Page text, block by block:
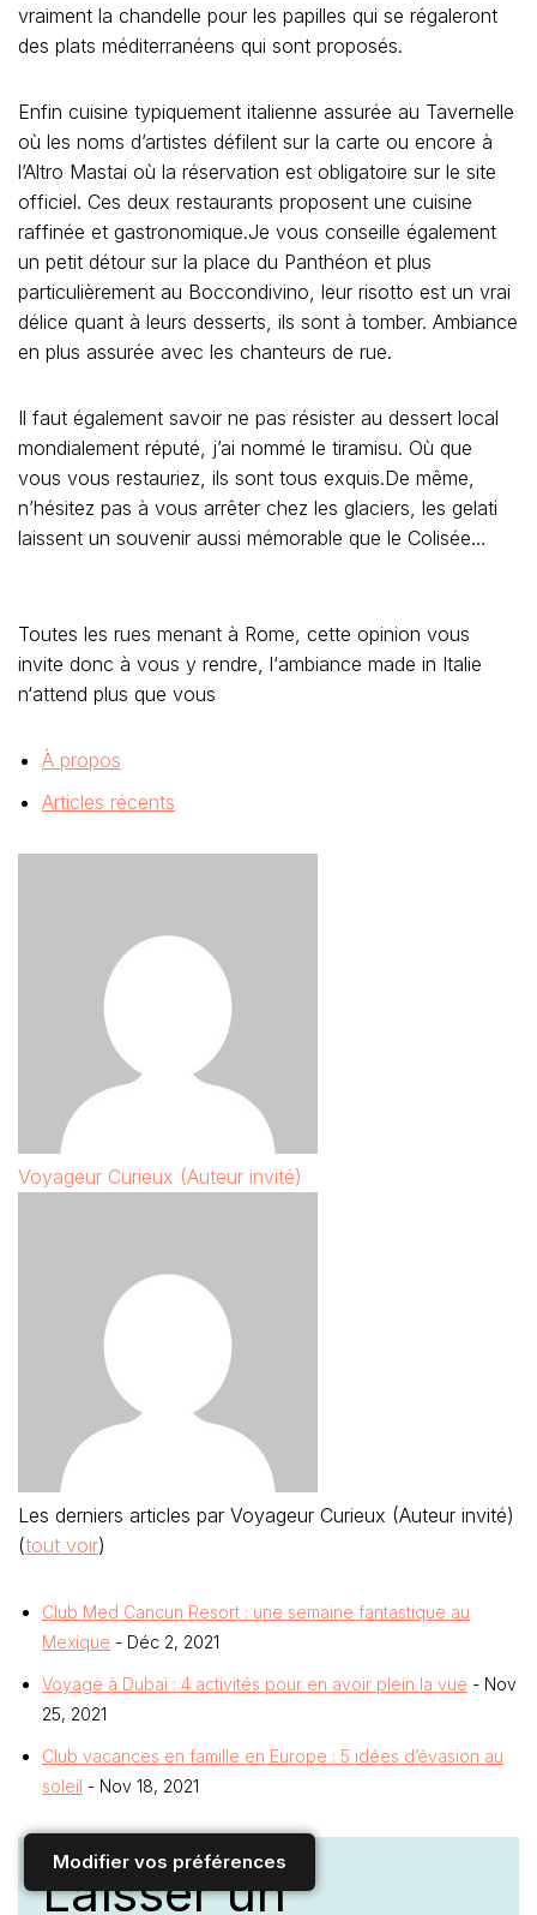
Modifier vos préférences
vraiment la chandelle pour les papilles qui se régaleront
des plats méditerranéens qui sont proposés.
Enfin cuisine typiquement italienne assurée au Tavernelle
où les noms d’artistes défilent sur la carte ou encore à
l’Altro Mastai où la réservation est obligatoire sur le site
officiel. Ces deux restaurants proposent une cuisine
raffinée et gastronomique.Je vous conseille également
un petit détour sur la place du Panthéon et plus
particulièrement au Boccondivino, leur risotto est un vrai
délice quant à leurs desserts, ils sont à tomber. Ambiance
en plus assurée avec les chanteurs de rue.
Il faut également savoir ne pas résister au dessert local
mondialement réputé, j’ai nommé le tiramisu. Où que
vous vous restauriez, ils sont tous exquis.De même,
n’hésitez pas à vous arrêter chez les glaciers, les gelati
laissent un souvenir aussi mémorable que le Colisée…
Toutes les rues menant à Rome, cette opinion vous
invite donc à vous y rendre, l‘ambiance made in Italie
n‘attend plus que vous
À propos
Articles récents
Voyageur Curieux (Auteur invité)
Les derniers articles par Voyageur Curieux (Auteur invité)
(tout voir)
Club Med Cancun Resort : une semaine fantastique au
Mexique - Déc 2, 2021
Voyage à Dubaï : 4 activités pour en avoir plein la vue - Nov
25, 2021
Club vacances en famille en Europe : 5 idées d’évasion au
soleil - Nov 18, 2021
Laisser un